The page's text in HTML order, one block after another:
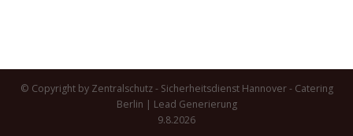
© Copyright by Zentralschutz - Sicherheitsdienst Hannover - Catering
Berlin | Lead Generierung
9.8.2026